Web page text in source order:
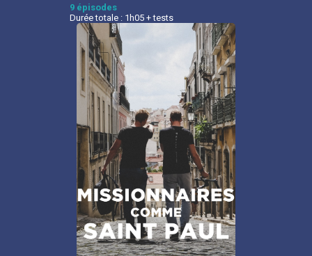
9 épisodes
Durée totale : 1h05 + tests